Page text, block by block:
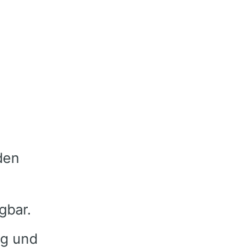
und